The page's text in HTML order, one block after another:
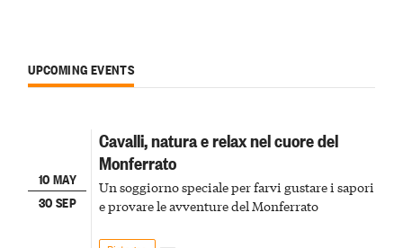
UPCOMING EVENTS
10 MAY
30 SEP
Cavalli, natura e relax nel cuore del
Monferrato
Un soggiorno speciale per farvi gustare i sapori
e provare le avventure del Monferrato